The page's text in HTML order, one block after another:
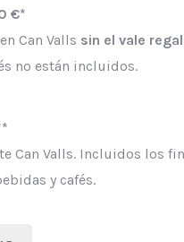
€*
Can Valls sin el vale
no están incluidos.
Can Valls. Incluidos los
y cafés.